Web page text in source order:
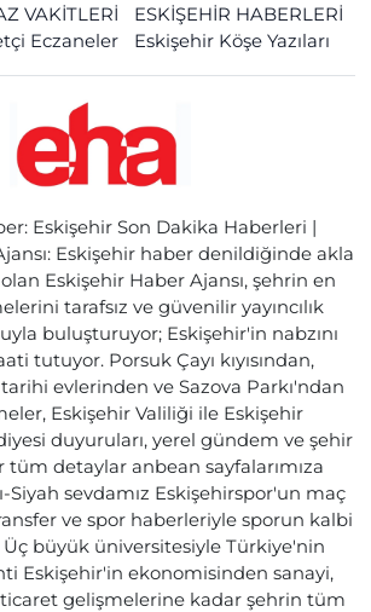
VAKİTLERİ
ESKİŞEHİR HABERLERİ
Eczaneler
Eskişehir Köşe Yazıları
Eskişehir Son Dakika Haberleri |
Eskişehir haber denildiğinde akla
Eskişehir Haber Ajansı, şehrin en
tarafsız ve güvenilir yayıncılık
buluşturuyor; Eskişehir'in nabzını
tutuyor. Porsuk Çayı kıyısından,
evlerinden ve Sazova Parkı'ndan
Eskişehir Valiliği ile Eskişehir
duyuruları, yerel gündem ve şehir
tüm detaylar anbean sayfalarımıza
Siyah sevdamız Eskişehirspor'un maç
ve spor haberleriyle sporun kalbi
Üç büyük üniversitesiyle Türkiye'nin
Eskişehir'in ekonomisinden sanayi,
gelişmelerine kadar şehrin tüm